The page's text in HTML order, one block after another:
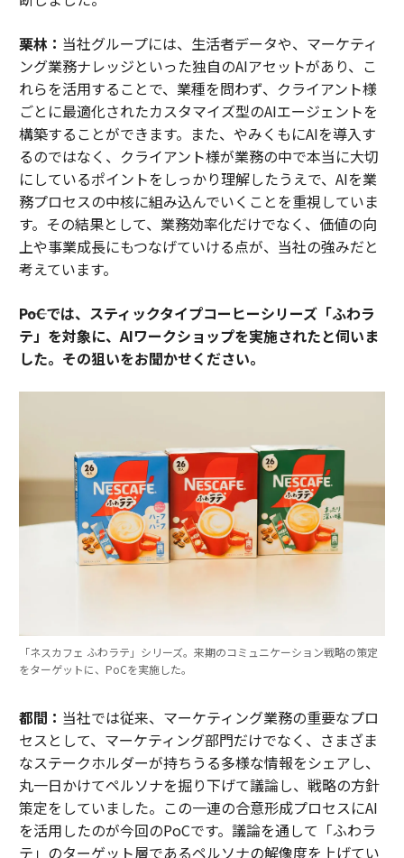
栗林： 当社グループには、生活者データや、マーケティ
ング業務ナレッジといった独自のAIアセットがあり、こ
れらを活用することで、業種を問わず、クライアント様
ごとに最適化されたカスタマイズ型のAIエージェントを
構築することができます。また、やみくもにAIを導入す
るのではなく、クライアント様が業務の中で本当に大切
にしているポイントをしっかり理解したうえで、AIを業
務プロセスの中核に組み込んでいくことを重視していま
す。その結果として、業務効率化だけでなく、価値の向
上や事業成長にもつなげていける点が、当社の強みだと
考えています。
――PoCでは、スティックタイプコーヒーシリーズ「ふわラ
テ」を対象に、AIワークショップを実施されたと伺いま
した。その狙いをお聞かせください。
「ネスカフェ ふわラテ」シリーズ。来期のコミュニケーション戦略の策定
をターゲットに、PoCを実施した。
都間： 当社では従来、マーケティング業務の重要なプロ
セスとして、マーケティング部門だけでなく、さまざま
なステークホルダーが持ちうる多様な情報をシェアし、
丸一日かけてペルソナを掘り下げて議論し、戦略の方針
策定をしていました。この一連の合意形成プロセスにAI
を活用したのが今回のPoCです。議論を通して「ふわラ
テ」のターゲット層であるペルソナの解像度を上げてい